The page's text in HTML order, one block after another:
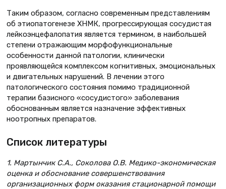
Таким образом, согласно современным представлениям
об этиопатогенезе ХНМК, прогрессирующая сосудистая
лейкоэнцефалопатия является термином, в наибольшей
степени отражающим морфофункциональные
особенности данной патологии, клинически
проявляющейся комплексом когнитивных, эмоциональных
и двигательных нарушений. В лечении этого
патологического состояния помимо традиционной
терапии базисного «сосудистого» заболевания
обоснованным является назначение эффективных
ноотропных препаратов.
Список литературы
1. Мартынчик С.А., Соколова О.В. Медико-экономическая
оценка и обоснование совершенствования
организационных форм оказания стационарной помощи